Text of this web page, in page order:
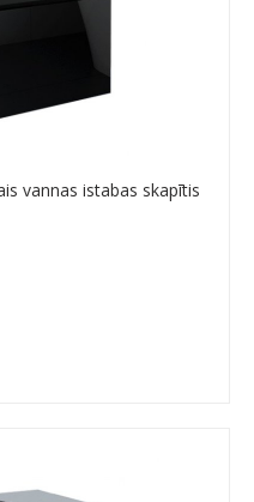
vannas istabas skapītis